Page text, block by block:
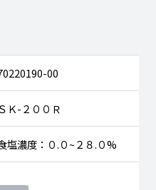
00
ＳＫ-２００Ｒ
塩濃度：０.０~２８.０%